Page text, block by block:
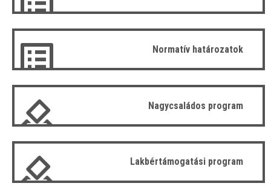
Normatív határozatok
Nagycsaládos program
Lakbértámogatási program